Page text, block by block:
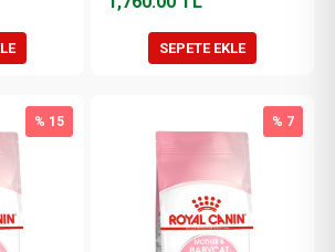
SEPETE EKLE
% 15 % 7